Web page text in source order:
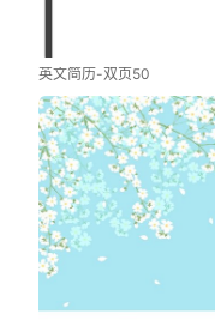
英文简历-双页50